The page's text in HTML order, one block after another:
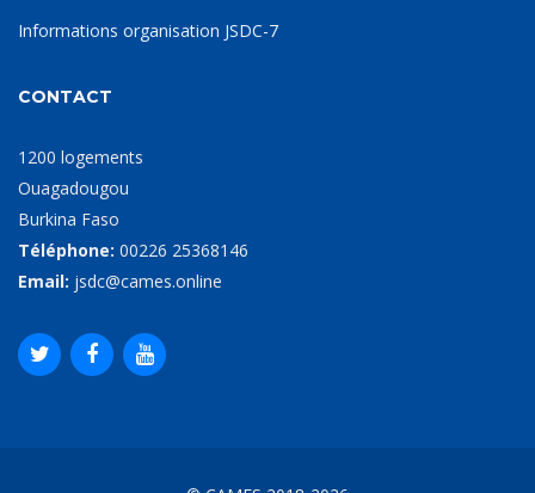
Informations organisation JSDC-7
CONTACT
1200 logements
Ouagadougou
Burkina Faso
Téléphone: 00226 25368146
Email: jsdc@cames.online